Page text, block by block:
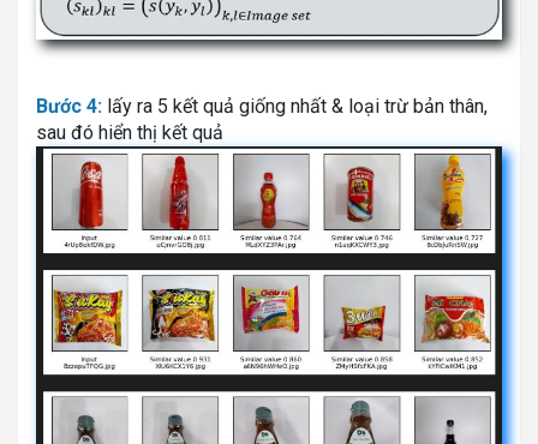
Bước 4: lấy ra 5 kết quả giống nhất & loại trừ bản thân,
sau đó hiển thị kết quả